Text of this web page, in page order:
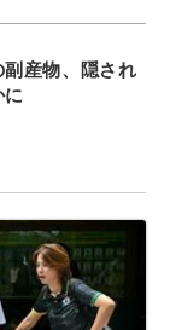
産物、隠され